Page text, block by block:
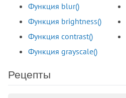
Функция blur()
Функция brightness()
Функция contrast()
Функция grayscale()
Рецепты
border-spacing
border-start-end-radius
border-start-start-radius
border-style
border-top-color